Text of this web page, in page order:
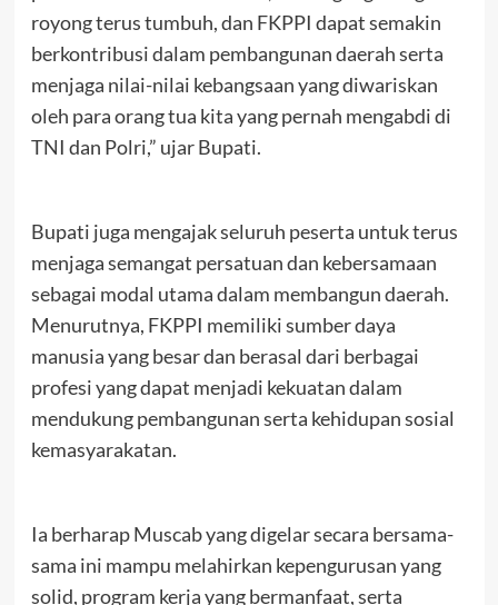
royong terus tumbuh, dan FKPPI dapat semakin
berkontribusi dalam pembangunan daerah serta
menjaga nilai-nilai kebangsaan yang diwariskan
oleh para orang tua kita yang pernah mengabdi di
TNI dan Polri,” ujar Bupati.
Bupati juga mengajak seluruh peserta untuk terus
menjaga semangat persatuan dan kebersamaan
sebagai modal utama dalam membangun daerah.
Menurutnya, FKPPI memiliki sumber daya
manusia yang besar dan berasal dari berbagai
profesi yang dapat menjadi kekuatan dalam
mendukung pembangunan serta kehidupan sosial
kemasyarakatan.
Ia berharap Muscab yang digelar secara bersama-
sama ini mampu melahirkan kepengurusan yang
solid, program kerja yang bermanfaat, serta